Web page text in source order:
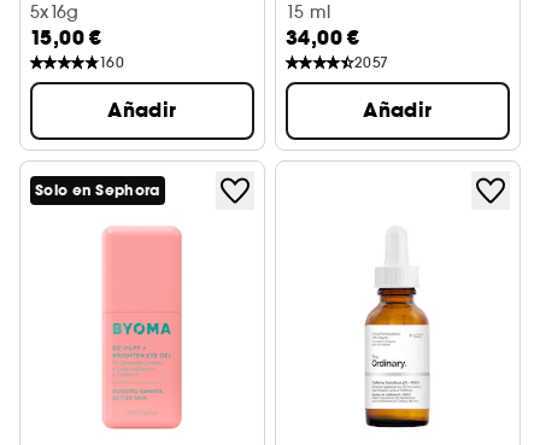
5x16g
15,00 €
160
Añadir
15 ml
34,00 €
2057
Añadir
Solo en Sephora